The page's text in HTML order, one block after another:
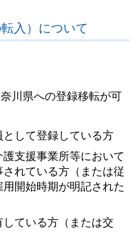
入）について
川県への登録移転が可
して登録している方
支援事業所等において
れている方（または従
開始時期が明記された
ている方（または交